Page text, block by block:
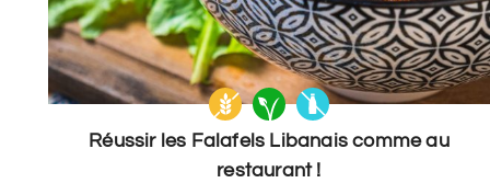
Réussir les Falafels Libanais comme au
restaurant !